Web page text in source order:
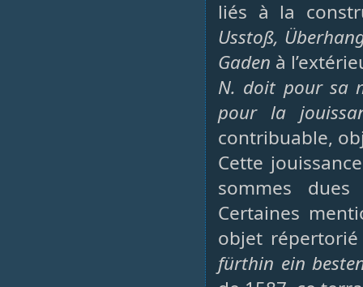
liés à la
Usstoß,
Gaden à
N. doit pour sa
pour la
contribuable,
Cette
sommes
Certaines
objet
fürthin ein